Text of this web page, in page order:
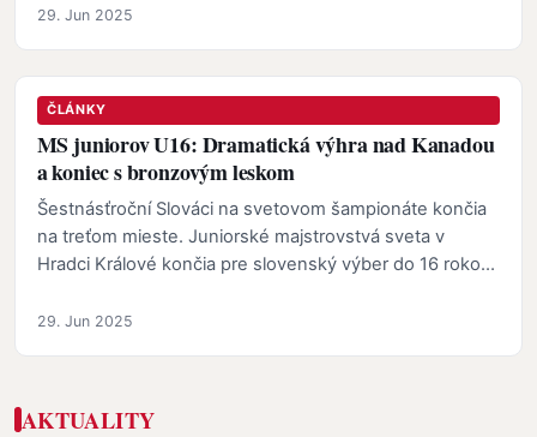
29. Jun 2025
ČLÁNKY
MS juniorov U16: Dramatická výhra nad Kanadou
a koniec s bronzovým leskom
Šestnásťroční Slováci na svetovom šampionáte končia
na treťom mieste. Juniorské majstrovstvá sveta v
Hradci Králové končia pre slovenský výber do 16 rokov
29. Jun 2025
AKTUALITY